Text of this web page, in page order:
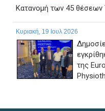
Κατανομή των 45 θέσεων
Κυριακή, 19 Ιουλ 2026
της